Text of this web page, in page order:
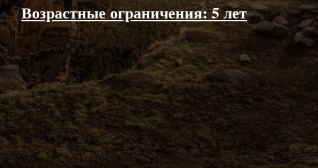
Возрастные ограничения: 5 лет